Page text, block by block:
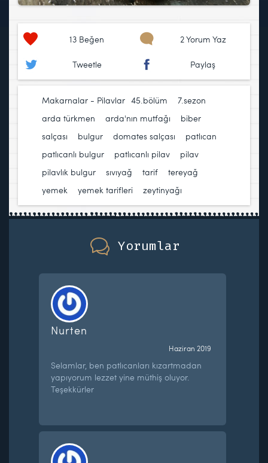
13 Beğen 2 Yorum Yaz
Tweetle Paylaş
Makarnalar - Pilavlar 45.bölüm 7.sezon
arda türkmen
arda'nın mutfağı
biber
salçası
bulgur domates salçası patlıcan
patlıcanlı bulgur
patlıcanlı pilav pilav
pilavlık bulgur
sıvıyağ tarif tereyağ
yemek
yemek tarifleri zeytinyağı
Yorumlar
Nurten
Haziran 2019
Selamlar, ben patlıcanları kızartmadan
yapıyorum lezzet yine müthiş oluyor.
Teşekkürler